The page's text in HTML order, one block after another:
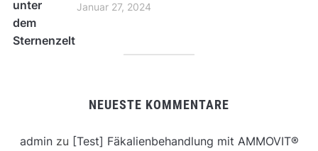
Januar 27, 2024
NEUESTE KOMMENTARE
adminzu [Test] Fäkalienbehandlung mit AMMOVIT®